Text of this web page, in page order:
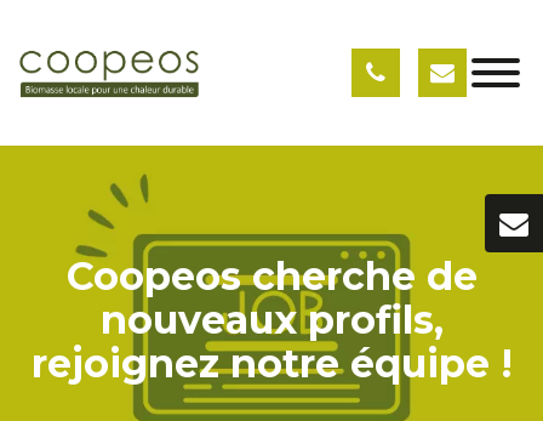
Coopeos cherche de
nouveaux profils,
rejoignez notre équipe !